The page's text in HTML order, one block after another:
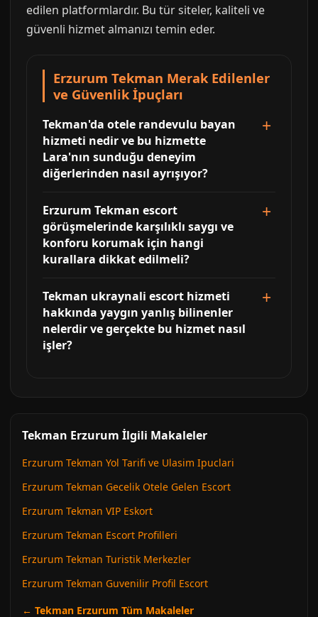
edilen platformlardır. Bu tür siteler, kaliteli ve
güvenli hizmet almanızı temin eder.
Erzurum Tekman Merak Edilenler
ve Güvenlik İpuçları
Tekman'da otele randevulu bayan
hizmeti nedir ve bu hizmette
Lara'nın sunduğu deneyim
diğerlerinden nasıl ayrışıyor?
Erzurum Tekman escort
görüşmelerinde karşılıklı saygı ve
konforu korumak için hangi
kurallara dikkat edilmeli?
Tekman ukraynali escort hizmeti
hakkında yaygın yanlış bilinenler
nelerdir ve gerçekte bu hizmet nasıl
işler?
Tekman Erzurum İlgili Makaleler
Erzurum Tekman Yol Tarifi ve Ulasim Ipuclari
Erzurum Tekman Gecelik Otele Gelen Escort
Erzurum Tekman VIP Eskort
Erzurum Tekman Escort Profilleri
Erzurum Tekman Turistik Merkezler
Erzurum Tekman Guvenilir Profil Escort
← Tekman Erzurum Tüm Makaleler